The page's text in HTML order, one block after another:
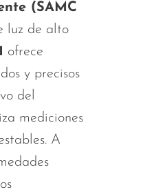
(SAMC
luz de alto
ofrece
y precisos
del
mediciones
A